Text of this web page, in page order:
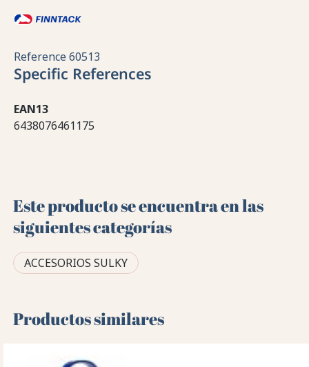
Reference60513
Specific References
EAN13
6438076461175
Este producto se encuentra en las
siguientes categorías
ACCESORIOS SULKY
Productos similares